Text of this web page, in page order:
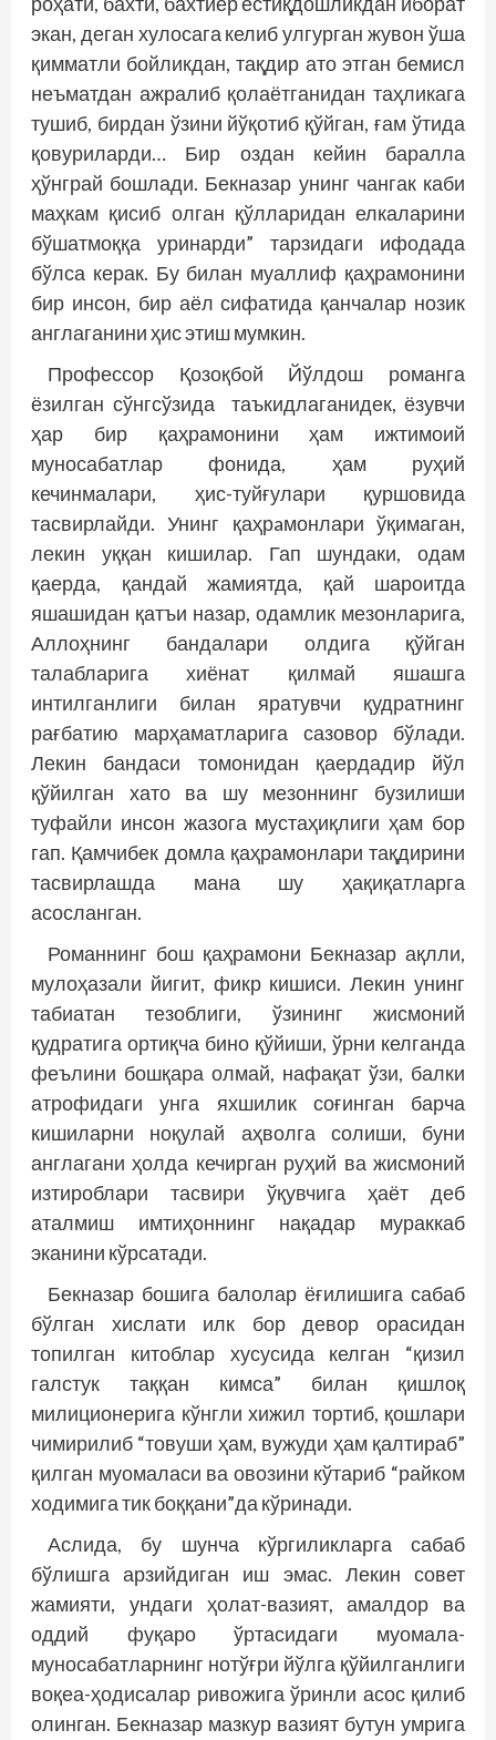
экан, деган хулосага келиб улгурган жувон ўша
қимматли бойликдан, тақдир ато этган бемисл
неъматдан ажралиб қолаётганидан таҳликага
тушиб, бирдан ўзини йўқотиб қўйган, ғам ўтида
қовуриларди… Бир оздан кейин баралла
ҳўнграй бошлади. Бекназар унинг чангак каби
маҳкам қисиб олган қўлларидан елкаларини
бўшатмоққа уринарди” тарзидаги ифодада
бўлса керак. Бу билан муаллиф қаҳрамонини
бир инсон, бир аёл сифатида қанчалар нозик
англаганини ҳис этиш мумкин.
Профессор Қозоқбой Йўлдош романга
ёзилган сўнгсўзида таъкидлаганидек, ёзувчи
ҳар бир қаҳрамонини ҳам ижтимоий
муносабатлар фонида, ҳам руҳий
кечинмалари, ҳис-туйғулари қуршовида
тасвирлайди. Унинг қаҳрaмонлари ўқимаган,
лекин уққан кишилар. Гап шундаки, одам
қаерда, қандай жамиятда, қай шароитда
яшашидан қатъи назар, одамлик мезонларига,
Аллоҳнинг бандалари олдига қўйган
талабларига хиёнат қилмай яшашга
интилганлиги билан яратувчи қудратнинг
рағбатию марҳаматларига сазовор бўлади.
Лекин бандаси томонидан қаердадир йўл
қўйилган хато ва шу мезоннинг бузилиши
туфайли инсон жазога мустаҳиқлиги ҳам бор
гап. Қамчибек домла қаҳрамонлари тақдирини
тасвирлашда мана шу ҳақиқатларга
асосланган.
Романнинг бош қаҳрамони Бекназар ақлли,
мулоҳазали йигит, фикр кишиси. Лекин унинг
табиатан тезоблиги, ўзининг жисмоний
қудратига ортиқча бино қўйиши, ўрни келганда
феълини бошқара олмай, нафақат ўзи, балки
атрофидаги унга яхшилик соғинган барча
кишиларни ноқулай аҳволга солиши, буни
англагани ҳолда кечирган руҳий ва жисмоний
изтироблари тасвири ўқувчига ҳаёт деб
аталмиш имтиҳоннинг нақадар мураккаб
эканини кўрсатади.
Бекназар бошига балолар ёғилишига сабаб
бўлган хислати илк бор девор орасидан
топилган китоблар хусусида келган “қизил
галстук таққан кимса” билан қишлоқ
милиционерига кўнгли хижил тортиб, қошлари
чимирилиб “товуши ҳам, вужуди ҳам қалтираб”
қилган муомаласи ва овозини кўтариб “райком
ходимига тик боққани”да кўринади.
Аслида, бу шунча кўргиликларга сабаб
бўлишга арзийдиган иш эмас. Лекин совет
жамияти, ундаги ҳолат-вазият, амалдор ва
оддий фуқаро ўртасидаги муомала-
муносабатларнинг нотўғри йўлга қўйилганлиги
воқеа-ҳодисалар ривожига ўринли асос қилиб
олинган. Бекназар мазкур вазият бутун умрига